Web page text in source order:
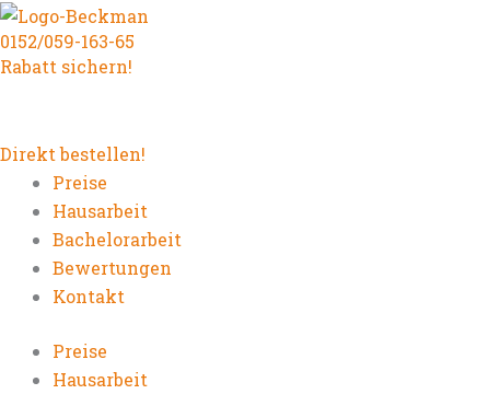
Zum
Inhalt
springen
0152/059-163-65
Rabatt sichern!
Direkt bestellen!
Preise
Hausarbeit
Bachelorarbeit
Bewertungen
Kontakt
Preise
Hausarbeit